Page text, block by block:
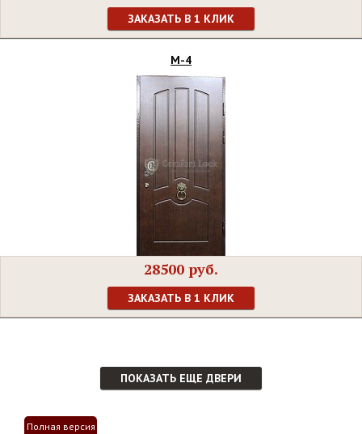
ЗАКАЗАТЬ В 1 КЛИК
М-4
28500 руб.
ЗАКАЗАТЬ В 1 КЛИК
ПОКАЗАТЬ ЕЩЕ ДВЕРИ
Полная версия